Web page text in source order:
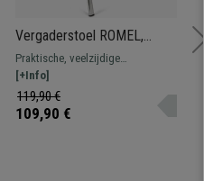
Vergaderstoel ROMEL,
Comfortabele Zitting,
Stapelbaar, Verchroomde
Poten, Rood Stoffen
Bekleding
Praktische, veelzijdige
vergaderstoel ROMEL.
Comfortabel, bestendig en met
een mooi, modern ontwerp.
[+Info]
119,90 €
109,90 €